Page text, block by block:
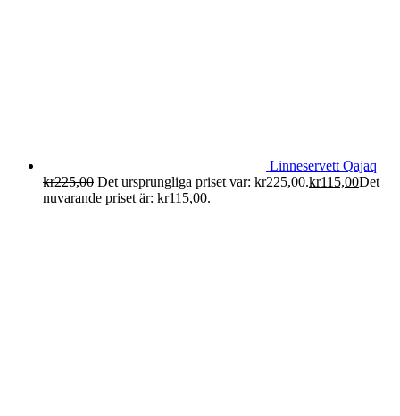
Linneservett Qajaq
kr225,00 Det ursprungliga priset var: kr225,00.kr115,00Det
nuvarande priset är: kr115,00.